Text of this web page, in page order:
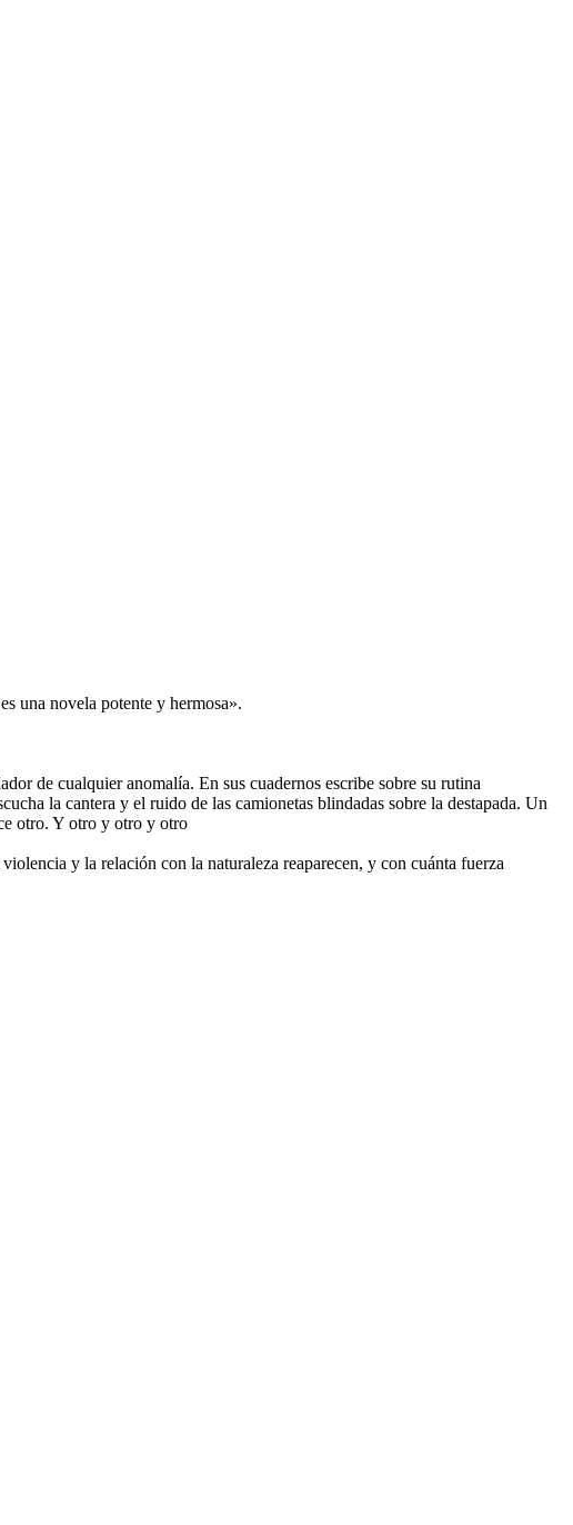
una novela potente y hermosa».
de cualquier anomalía. En sus cuadernos escribe sobre su rutina
la cantera y el ruido de las camionetas blindadas sobre la destapada. Un
otro. Y otro y otro y otro
y la relación con la naturaleza reaparecen, y con cuánta fuerza